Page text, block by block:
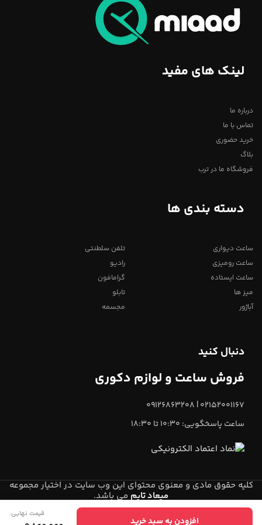
افزودن به سبد خرید
قیمت نهایی:
لینک های مفید
درباره ما
تماس با ما
خرید حضوری
بلاگ
فروشگاه ما در ترب
دسته بندی ها
ساعت دیواری
ساعت رومیزی
ساعت ایستاده
میز ها
آباژور
تلفن سلطنتی
رادیو
گرامافون
تابلو
مجسمه
دنبال کنید
فروش ساعت و لوازم دکوری
02152001167 | 09126863208
ساعت پاسخگویی: 10:30 تا 18:30
کلیه حقوق مادی و معنوی محتوای این وب سایت در اختیار مجموعه
میعاد تایم می باشد.